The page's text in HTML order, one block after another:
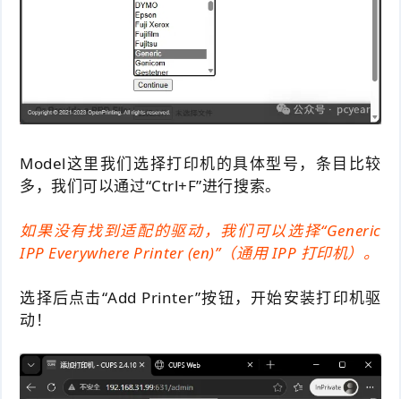
Model这里我们选择打印机的具体型号，条目比较
多，我们可以通过“Ctrl+F”进行搜索。
如果没有找到适配的驱动，我们可以选择“Generic
IPP Everywhere Printer (en)”（通用 IPP 打印机）。
选择后点击“Add Printer”按钮，开始安装打印机驱
动！